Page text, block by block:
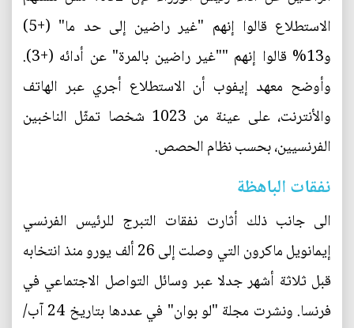
الاستطلاع قالوا إنهم "غير راضين إلى حد ما" (+5)
و13% قالوا إنهم ""غير راضين بالمرة" عن أدائه (+3).
وأوضح معهد إيفوب أن الاستطلاع أجري عبر الهاتف
والأنترنت، على عينة من 1023 شخصا تمثّل الناخبين
الفرنسيين، بحسب نظام الحصص.
نفقات الباهظة
الى جانب ذلك أثارت نفقات التبرج للرئيس الفرنسي
إيمانويل ماكرون التي وصلت إلى 26 ألف يورو منذ انتخابه
قبل ثلاثة أشهر جدلا عبر وسائل التواصل الاجتماعي في
فرنسا. ونشرت مجلة "لو بوان" في عددها بتاريخ 24 آب/